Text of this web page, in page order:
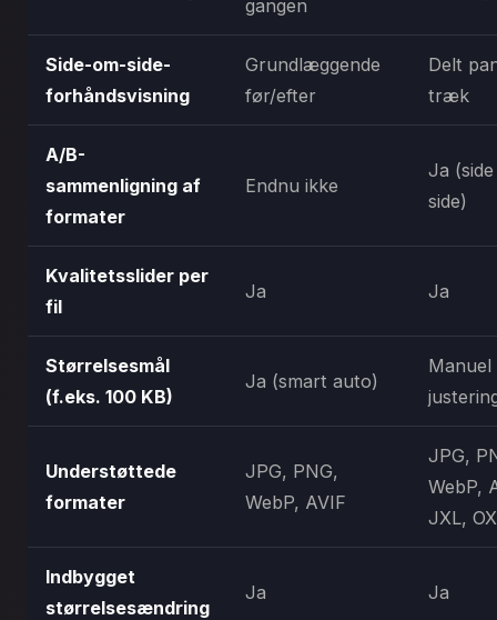
gangen
Side-om-side-
forhåndsvisning
Grundlæggende
før/efter
Delt
træk
A/B-
sammenligning af
formater
Endnu ikke
Ja
side)
Kvalitetsslider per
fil
Ja Ja
Størrelsesmål
(f.eks. 100 KB)
Ja (smart auto)
Manuel
Understøttede
formater
JPG, PNG,
WebP, AVIF
JPG,
WebP,
JXL,
Indbygget
størrelsesændring
Ja Ja